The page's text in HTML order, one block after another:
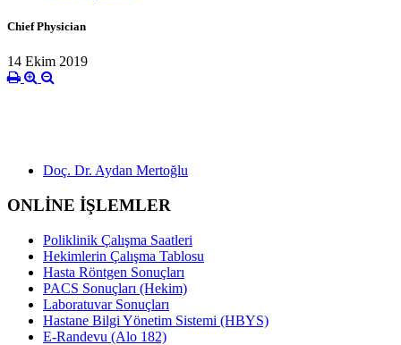
Chief Physician
14 Ekim 2019
Doç. Dr. Aydan Mertoğlu
ONLİNE İŞLEMLER
Poliklinik Çalışma Saatleri
Hekimlerin Çalışma Tablosu
Hasta Röntgen Sonuçları
PACS Sonuçları (Hekim)
Laboratuvar Sonuçları
Hastane Bilgi Yönetim Sistemi (HBYS)
E-Randevu (Alo 182)